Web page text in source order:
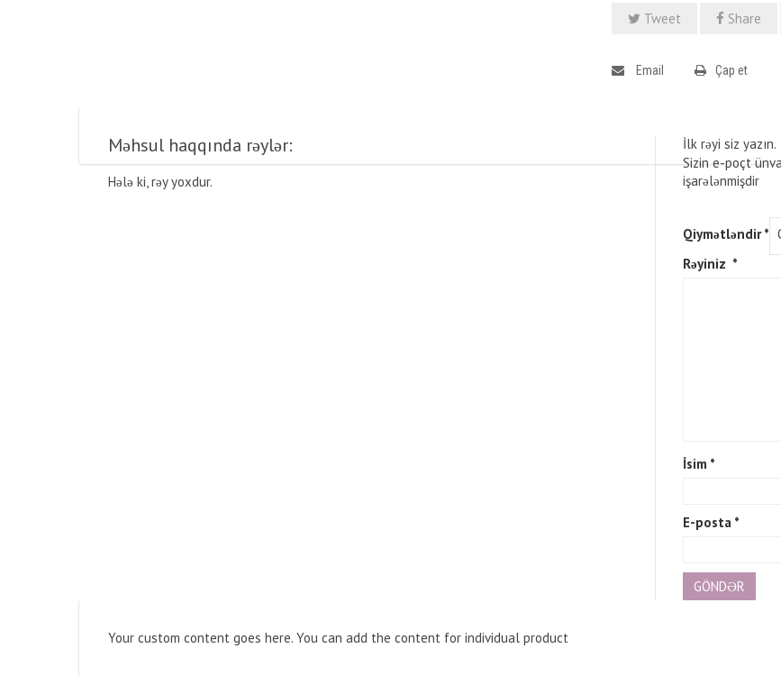
Tweet Share
Email Çap et
Məhsul haqqında rəylər:
Hələ ki, rəy yoxdur.
İlk rəyi siz yazın.
Sizin e-poçt
işarələnmişdir
Qiymətləndir*
Rəyiniz *
İsim *
E-posta *
Your custom content goes here. You can add the content for individual product